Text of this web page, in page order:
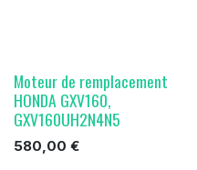
Moteur de remplacement
HONDA GXV160,
GXV160UH2N4N5
580,00 €